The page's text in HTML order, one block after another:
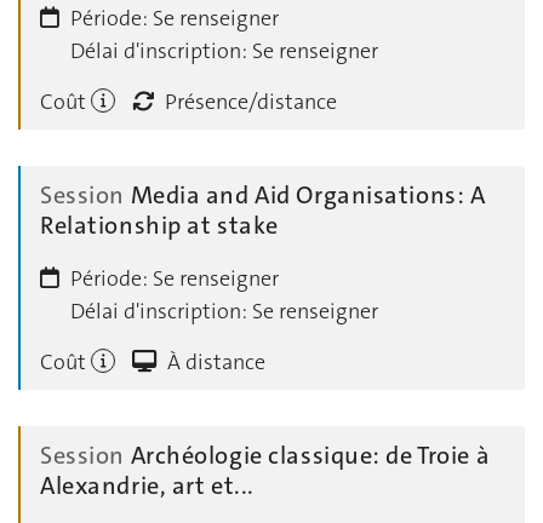
Période: Se renseigner
Délai d'inscription: Se renseigner
Coût
Présence/distance
Session Media and Aid Organisations: A
Relationship at stake
Période: Se renseigner
Délai d'inscription: Se renseigner
Coût
À distance
Session Archéologie classique: de Troie à
Alexandrie, art et...